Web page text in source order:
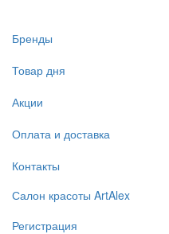
Бренды
Товар дня
Акции
Оплата и доставка
Контакты
Салон красоты ArtAlex
Регистрация